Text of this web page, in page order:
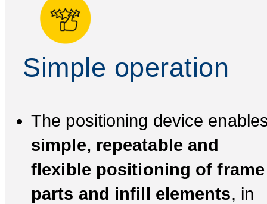
Simple operation
The positioning device
simple, repeatable and
flexible positioning of frame
parts and infill elements, in